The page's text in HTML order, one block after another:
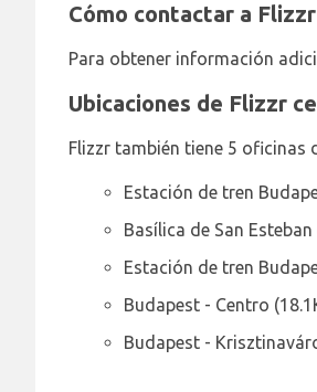
Cómo contactar a
Para obtener información
Ubicaciones de Flizzr
Flizzr también tiene 5 oficinas
Estación de tren
Basílica de San
Estación de tren
Budapest - Centro
Budapest -